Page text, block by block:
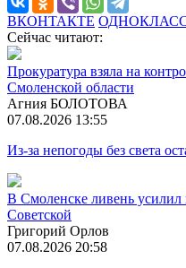
ВКОНТАКТЕ
Сейчас читают:
Прокуратура взяла на
Смоленской области
Агния БОЛОТОВА
07.08.2026 13:55
Из-за непогоды без света
В Смоленске ливень усилил
Советской
Григорий Орлов
07.08.2026 20:58